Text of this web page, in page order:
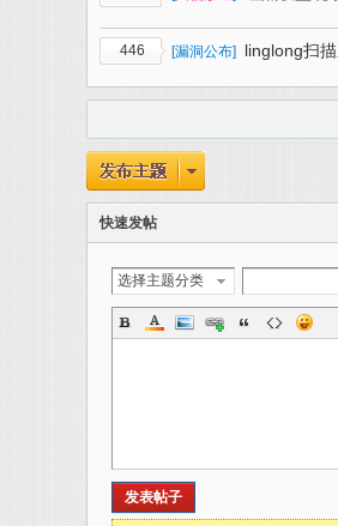
446 [漏洞公布] linglong扫
快速发帖
选择主题分类
发表帖子